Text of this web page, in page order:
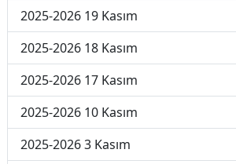
2025-2026 19 Kasım
2025-2026 18 Kasım
2025-2026 17 Kasım
2025-2026 10 Kasım
2025-2026 3 Kasım